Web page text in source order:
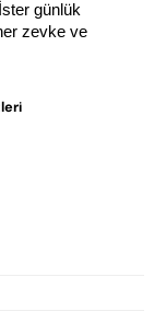
günlük
zevke ve